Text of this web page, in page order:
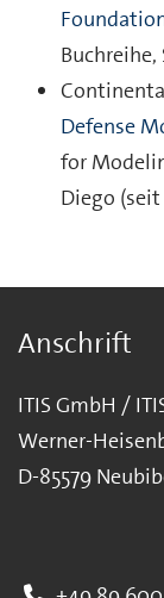
Buchreihe,
Defense
for
Diego (seit
Anschrift
ITIS GmbH /
Werner-
D-85579